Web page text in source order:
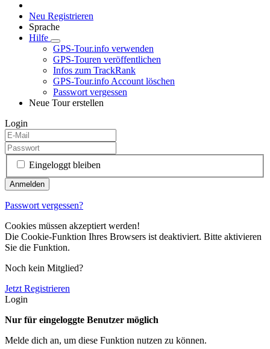
Neu Registrieren
Sprache
Hilfe
GPS-Tour.info verwenden
GPS-Touren veröffentlichen
Infos zum TrackRank
GPS-Tour.info Account löschen
Passwort vergessen
Neue Tour erstellen
Login
Eingeloggt bleiben
Passwort vergessen?
Cookies müssen akzeptiert werden!
Die Cookie-Funktion Ihres Browsers ist deaktiviert. Bitte aktivieren
Sie die Funktion.
Noch kein Mitglied?
Jetzt Registrieren
Login
Nur für eingeloggte Benutzer möglich
Melde dich an, um diese Funktion nutzen zu können.